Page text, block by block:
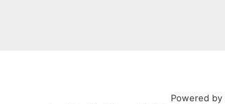
Powered by